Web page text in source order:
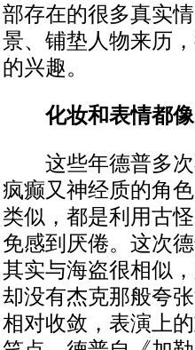
部存在的很多真实
景、铺垫人物来历
的兴趣。
化妆和表情都像
这些年德普多次
疯癫又神经质的角
类似，都是利用古
免感到厌倦。这次
其实与海盗很相似
却没有杰克那般夸
相对收敛，表演上